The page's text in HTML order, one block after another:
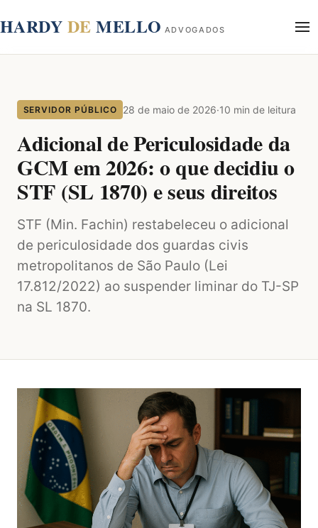
HARDY DE MELLO ADVOGADOS
Áreas de Atuação
Contato
SERVIDOR PÚBLICO 28 de maio de 2026·10 min de leitura
Adicional de Periculosidade da
GCM em 2026: o que decidiu o
STF (SL 1870) e seus direitos
STF (Min. Fachin) restabeleceu o adicional
de periculosidade dos guardas civis
metropolitanos de São Paulo (Lei
17.812/2022) ao suspender liminar do TJ-SP
na SL 1870.